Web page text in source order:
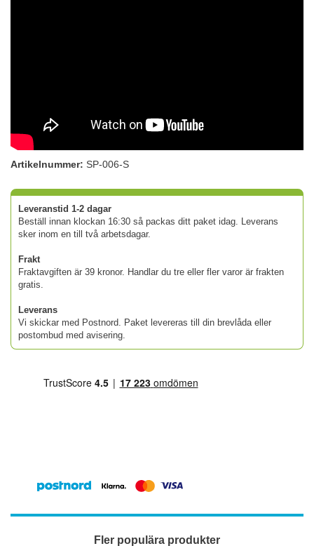
Artikelnummer: SP-006-S
Leveranstid 1-2 dagar
Beställ innan klockan 16:30 så packas ditt paket idag. Leverans
sker inom en till två arbetsdagar.
Frakt
Fraktavgiften är 39 kronor. Handlar du tre eller fler varor är frakten
gratis.
Leverans
Vi skickar med Postnord. Paket levereras till din brevlåda eller
postombud med avisering.
Fler populära produkter